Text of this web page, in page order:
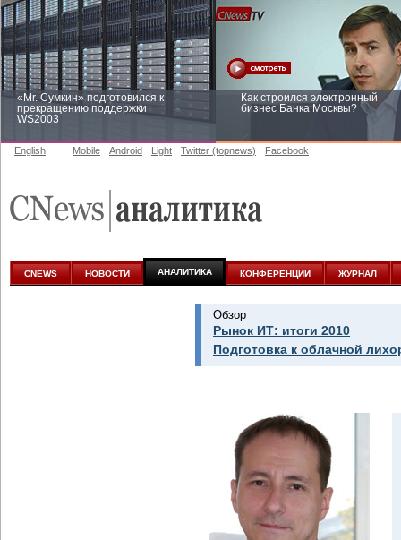
«Mr. Сумкин» подготовился к
прекращению поддержки
WS2003
Как строился электронный
бизнес Банка Москвы?
аналитике
English Mobile Android Light Twitter (topnews) Facebook
CNEWS НОВОСТИ АНАЛИТИКА КОНФЕРЕНЦИИ ЖУРНАЛ
Обзор
Рынок ИТ: итоги 2010
Подготовка к облачной